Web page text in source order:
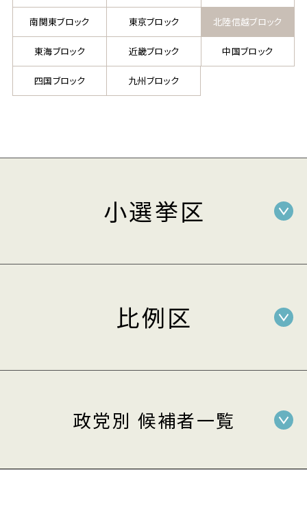
南関東ブロック 東京ブロック 北陸信越ブロック
東海ブロック 近畿ブロック 中国ブロック
四国ブロック 九州ブロック
小選挙区
比例区
政党別 候補者一覧